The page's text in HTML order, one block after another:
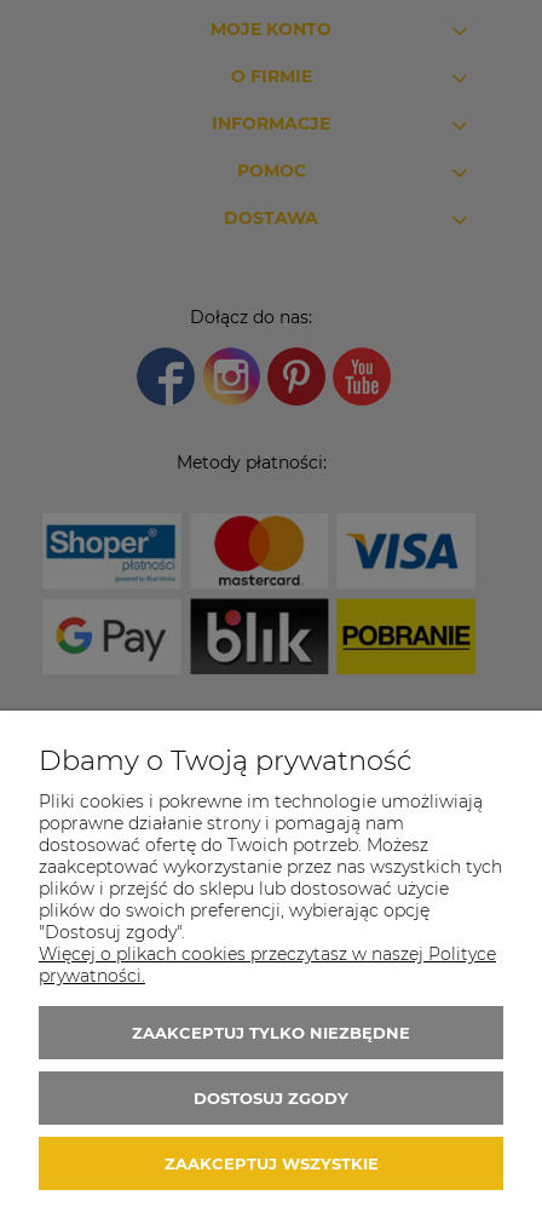
MOJE KONTO
O FIRMIE
INFORMACJE
POMOC
DOSTAWA
Dołącz do nas:
Metody płatności:
COULEUR CARAMEL
Zapraszamy do kontaktu od poniedziałku do
piątku w godzinach 8:00 - 16:00
Tel.:
512-985-884
E-mail:sklep@couleurcaramel.pl
Zapisz się do
Otrzymasz powiadomienia o promocjach i
zł na pierwsze zakupy!
Dbamy o Twoją prywatność
Pliki cookies i pokrewne im technologie umożliwiają
poprawne działanie strony i pomagają nam
dostosować ofertę do Twoich potrzeb. Możesz
zaakceptować wykorzystanie przez nas wszystkich tych
plików i przejść do sklepu lub dostosować użycie
plików do swoich preferencji, wybierając opcję
"Dostosuj zgody".
Więcej o plikach cookies przeczytasz w naszej Polityce
prywatności.
ZAAKCEPTUJ TYLKO NIEZBĘDNE
DOSTOSUJ ZGODY
ZAAKCEPTUJ WSZYSTKIE